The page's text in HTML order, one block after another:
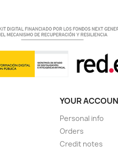
YOUR
Personal info
Orders
Credit notes